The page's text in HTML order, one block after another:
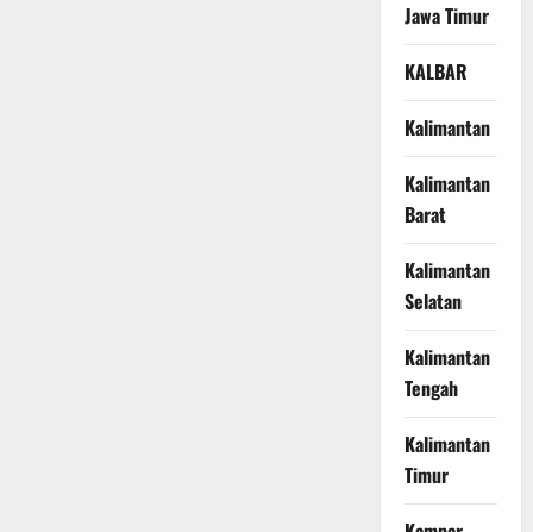
Jawa Timur
KALBAR
Kalimantan
Kalimantan
Barat
Kalimantan
Selatan
Kalimantan
Tengah
Kalimantan
Timur